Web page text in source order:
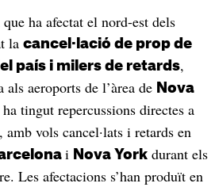
ha afectat el nord-est dels
la cancel·lació de prop de
país i milers de retards,
aeroports de l’àrea de Nova
tingut repercussions directes a
amb vols cancel·lats i retards en
i Nova Yorkdurant els
Les afectacions s’han produït en